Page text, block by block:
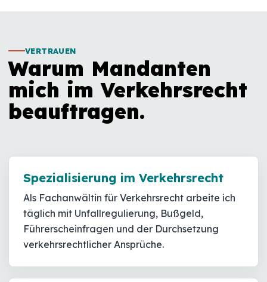
VERTRAUEN
Warum Mandanten
mich im Verkehrsrecht
beauftragen.
Spezialisierung im Verkehrsrecht
Als Fachanwältin für Verkehrsrecht arbeite ich
täglich mit Unfallregulierung, Bußgeld,
Führerscheinfragen und der Durchsetzung
verkehrsrechtlicher Ansprüche.